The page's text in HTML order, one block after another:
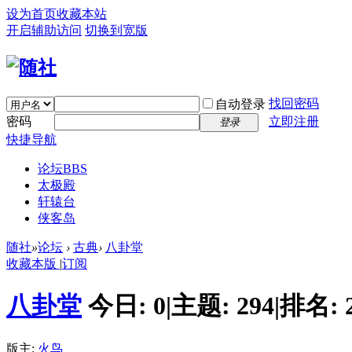
设为首页收藏本站
开启辅助访问 切换到宽版
自动登录 找回密码
密码
登录
立即注册
快捷导航
论坛BBS
太极殿
轩辕台
侠客岛
随社»论坛 › 古典› 八卦堂
收藏本版 |订阅
八卦堂 今日: 0|主题: 294|排名:
版主: 火鸟